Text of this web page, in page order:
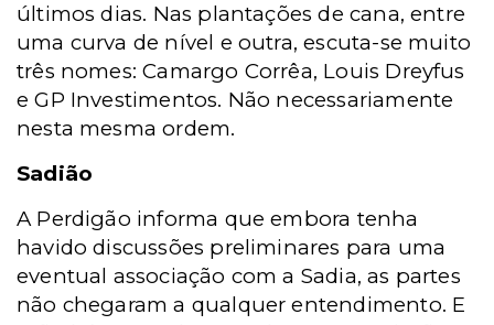
últimos dias. Nas plantações de cana, entre
uma curva de nível e outra, escuta-se muito
três nomes: Camargo Corrêa, Louis Dreyfus
e GP Investimentos. Não necessariamente
nesta mesma ordem.
Sadião
A Perdigão informa que embora tenha
havido discussões preliminares para uma
eventual associação com a Sadia, as partes
não chegaram a qualquer entendimento. E